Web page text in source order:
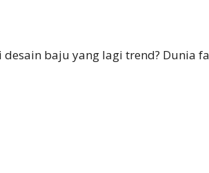
baju yang lagi trend? Dunia